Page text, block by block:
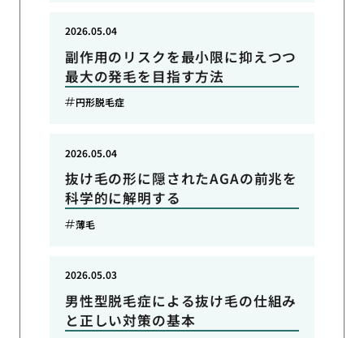
副作用のリスクを最小限に抑えつつ
最大の発毛を目指す方法
2026.05.04
円形脱毛症
抜け毛の形に隠されたAGAの前兆を
科学的に解明する
2026.05.04
薄毛
男性型脱毛症による抜け毛の仕組み
と正しい対策の基本
2026.05.03